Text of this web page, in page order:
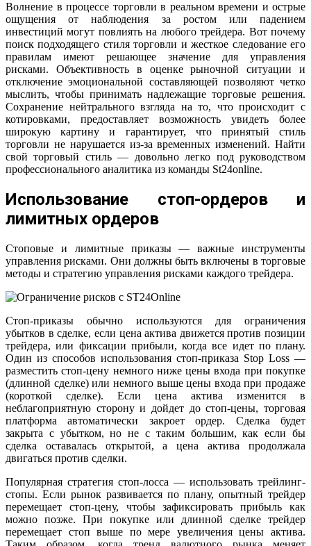
Волнение в процессе торговли в реальном времени и острые
ощущения от наблюдения за ростом или падением
инвестиций могут повлиять на любого трейдера. Вот почему
поиск подходящего стиля торговли и жесткое следование его
правилам имеют решающее значение для управления
рисками. Объективность в оценке рыночной ситуации и
отключение эмоциональной составляющей позволяют четко
мыслить, чтобы принимать надлежащие торговые решения.
Сохранение нейтрального взгляда на то, что происходит с
котировками, предоставляет возможность увидеть более
широкую картину и гарантирует, что принятый стиль
торговли не нарушается из-за временных изменений. Найти
свой торговый стиль — довольно легко под руководством
профессионального аналитика из команды St24online.
Использование стоп-ордеров и
лимитных ордеров
Стоповые и лимитные приказы — важные инструменты
управления рисками. Они должны быть включены в торговые
методы и стратегию управления рисками каждого трейдера.
Стоп-приказы обычно используются для ограничения
убытков в сделке, если цена актива движется против позиции
трейдера, или фиксации прибыли, когда все идет по плану.
Один из способов использования стоп-приказа Stop Loss —
разместить стоп-цену немного ниже цены входа при покупке
(длинной сделке) или немного выше цены входа при продаже
(короткой сделке). Если цена актива изменится в
неблагоприятную сторону и дойдет до стоп-цены, торговая
платформа автоматически закроет ордер. Сделка будет
закрыта с убытком, но не с таким большим, как если бы
сделка оставалась открытой, а цена актива продолжала
двигаться против сделки.
Популярная стратегия стоп-лосса — использовать трейлинг-
стопы. Если рынок развивается по плану, опытный трейдер
перемещает стоп-цену, чтобы зафиксировать прибыль как
можно позже. При покупке или длинной сделке трейдер
перемещает стоп выше по мере увеличения цены актива.